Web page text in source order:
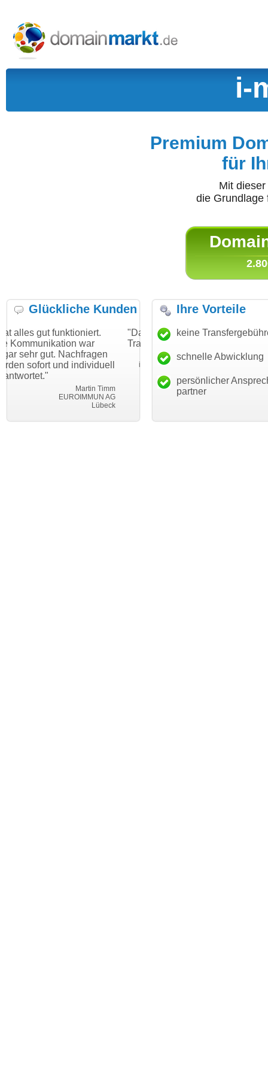
i-
Premium
für
Mit
die
Glückliche Kunden
war
individuell
"Danke für den schnellen
Transfer und guten Service!"
Thomas Schäfer
i can eckert communication GmbH
"Ich bin
haben. Die
mein Business
Ihre Vorteile
keine
schnelle Abwicklung
persönlicher
partner